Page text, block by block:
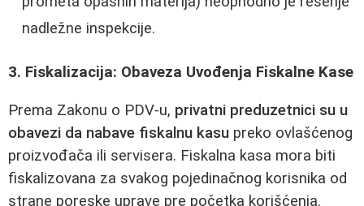
nadležne inspekcije.
3. Fiskalizacija: Obaveza Uvođenja Fiskalne Kase
Prema Zakonu o PDV-u, privatni preduzetnici su u
obavezi da nabave fiskalnu kasu preko ovlašćenog
proizvođača ili servisera. Fiskalna kasa mora biti
fiskalizovana za svakog pojedinačnog korisnika od
strane poreske uprave pre početka korišćenja.